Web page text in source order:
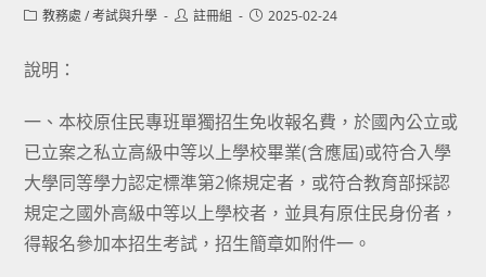
Post教務處 / 考試與升學
Post註冊組
Post2025-02-24
說明：
一、本校原住民專班單獨招生免收報名費，於國內公立或
已立案之私立高級中等以上學校畢業(含應屆)或符合入學
大學同等學力認定標準第2條規定者，或符合教育部採認
規定之國外高級中等以上學校者，並具有原住民身份者，
得報名參加本招生考試，招生簡章如附件一。